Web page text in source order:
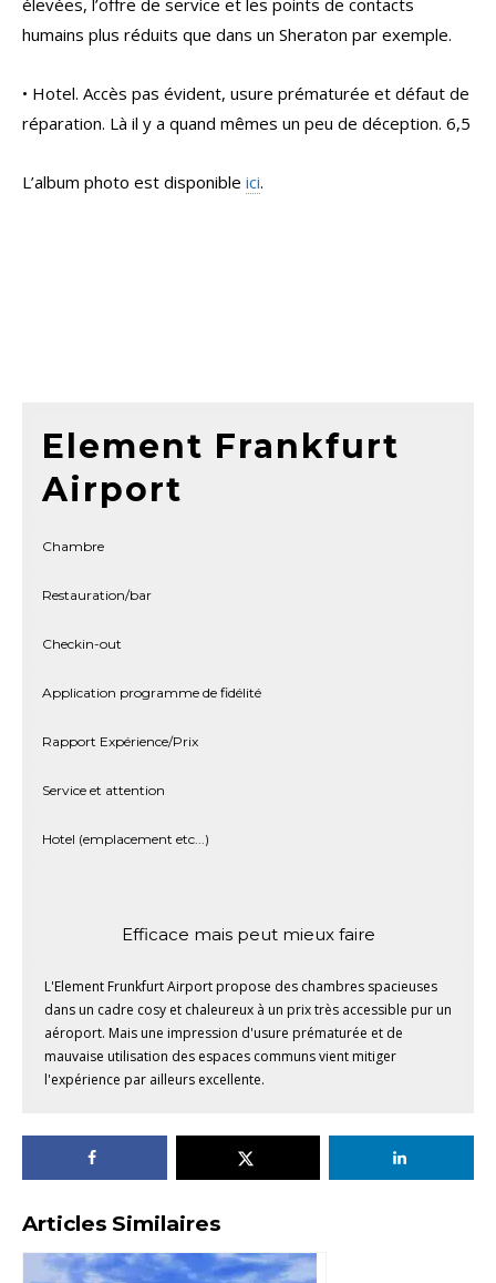
humains plus réduits que dans un Sheraton par exemple.
• Hotel. Accès pas évident, usure prématurée et défaut de
réparation. Là il y a quand mêmes un peu de déception. 6,5
L’album photo est disponible ici.
Element Frankfurt
Airport
Chambre
Restauration/bar
Checkin-out
Application programme de fidélité
Rapport Expérience/Prix
Service et attention
Hotel (emplacement etc...)
Efficace mais peut mieux faire
L'Element Frunkfurt Airport propose des chambres spacieuses
dans un cadre cosy et chaleureux à un prix très accessible pur un
aéroport. Mais une impression d'usure prématurée et de
mauvaise utilisation des espaces communs vient mitiger
l'expérience par ailleurs excellente.
Articles Similaires